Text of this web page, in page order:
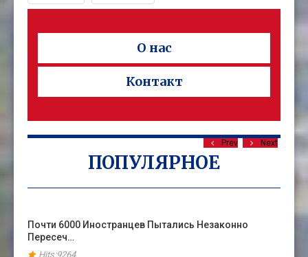
О нас
Контакт
ПОПУЛЯРНОЕ
Prev Next
Почти 6000 Иностранцев Пытались Незаконно
Пересеч…
Hits:9264